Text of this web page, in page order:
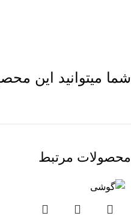
شما میتوانید این
محصولات مرتبط